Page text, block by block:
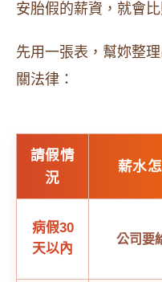
安胎假的薪資，就會
先用一張表，幫妳整
關法律：
請假情
況
薪水
病假30
天以內
公司要